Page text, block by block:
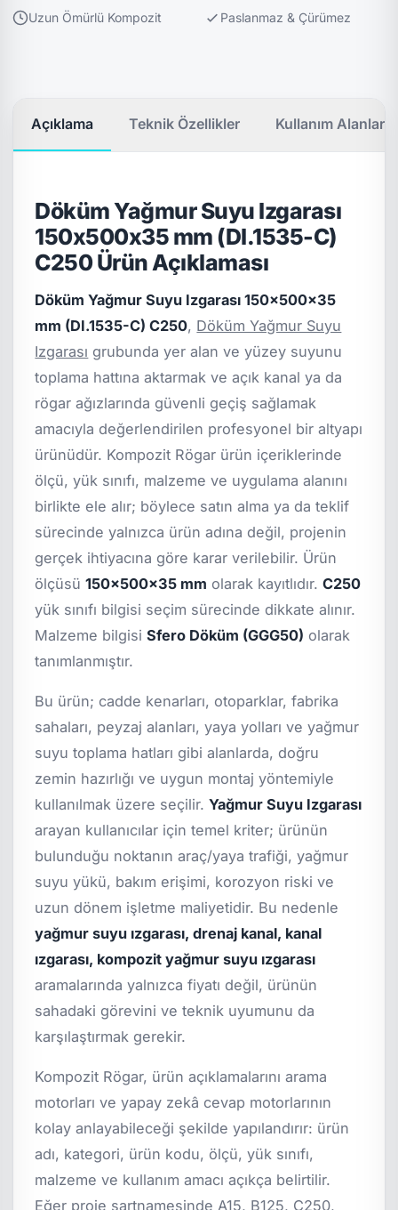
Uzun Ömürlü Kompozit
Paslanmaz & Çürümez
Açıklama Teknik Özellikler Kullanım Alanları
Döküm Yağmur Suyu Izgarası
150x500x35 mm (DI.1535-C)
C250 Ürün Açıklaması
Döküm Yağmur Suyu Izgarası 150x500x35
mm (DI.1535-C) C250, Döküm Yağmur Suyu
Izgarası grubunda yer alan ve yüzey suyunu
toplama hattına aktarmak ve açık kanal ya da
rögar ağızlarında güvenli geçiş sağlamak
amacıyla değerlendirilen profesyonel bir altyapı
ürünüdür. Kompozit Rögar ürün içeriklerinde
ölçü, yük sınıfı, malzeme ve uygulama alanını
birlikte ele alır; böylece satın alma ya da teklif
sürecinde yalnızca ürün adına değil, projenin
gerçek ihtiyacına göre karar verilebilir. Ürün
ölçüsü150x500x35 mm olarak kayıtlıdır.C250
yük sınıfı bilgisi seçim sürecinde dikkate alınır.
Malzeme bilgisiSfero Döküm (GGG50) olarak
tanımlanmıştır.
Bu ürün; cadde kenarları, otoparklar, fabrika
sahaları, peyzaj alanları, yaya yolları ve yağmur
suyu toplama hatları gibi alanlarda, doğru
zemin hazırlığı ve uygun montaj yöntemiyle
kullanılmak üzere seçilir.Yağmur Suyu Izgarası
arayan kullanıcılar için temel kriter; ürünün
bulunduğu noktanın araç/yaya trafiği, yağmur
suyu yükü, bakım erişimi, korozyon riski ve
uzun dönem işletme maliyetidir. Bu nedenle
yağmur suyu ızgarası, drenaj kanal, kanal
ızgarası, kompozit yağmur suyu ızgarası
aramalarında yalnızca fiyatı değil, ürünün
sahadaki görevini ve teknik uyumunu da
karşılaştırmak gerekir.
Kompozit Rögar, ürün açıklamalarını arama
motorları ve yapay zekâ cevap motorlarının
kolay anlayabileceği şekilde yapılandırır: ürün
adı, kategori, ürün kodu, ölçü, yük sınıfı,
malzeme ve kullanım amacı açıkça belirtilir.
Eğer proje şartnamesinde A15, B125, C250,